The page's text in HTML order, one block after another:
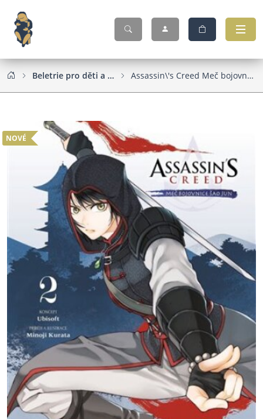
Beletrie pro děti a mládež Assassin\'s Creed Meč bojovnice Šao Jun
NOVÉ